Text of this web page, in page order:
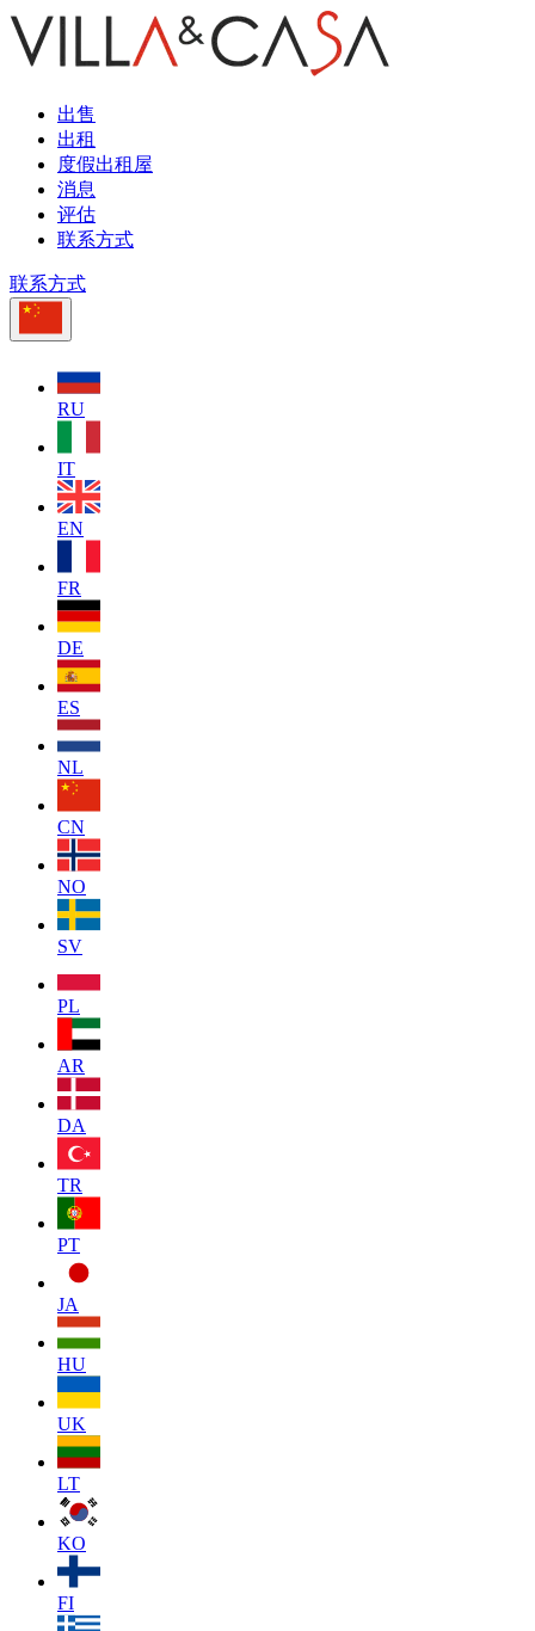
出售
出租
度假出租屋
消息
评估
联系方式
联系方式
RU
IT
EN
FR
DE
ES
NL
CN
NO
SV
PL
AR
DA
TR
PT
JA
HU
UK
LT
KO
FI